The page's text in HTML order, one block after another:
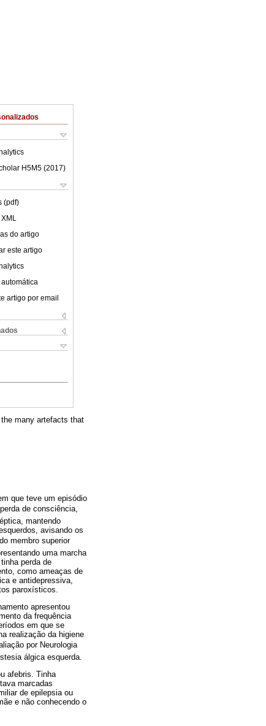
H5M5 (2017)
(pdf)
do artigo
este artigo
artigo por email
many artefacts that
que teve um episódio
de consciência,
mantendo
avisando os
membro superior
uma marcha
perda de
como ameaças de
e antidepressiva,
paroxísticos.
apresentou
da frequência
em que se
realização da higiene
por Neurologia
álgica esquerda.
afebris. Tinha
marcadas
de epilepsia ou
e não conhecendo o